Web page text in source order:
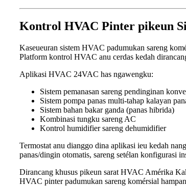
Kontrol HVAC Pinter pikeun
Kaseueuran sistem HVAC padumukan sareng
Platform kontrol HVAC anu cerdas kedah
Aplikasi HVAC 24VAC has ngawengku:
Sistem pemanasan sareng pendinginan
Sistem pompa panas multi-tahap kalayan
Sistem bahan bakar ganda (panas hibrida)
Kombinasi tungku sareng AC
Kontrol humidifier sareng dehumidifier
Termostat anu dianggo dina aplikasi ieu kedah
panas/dingin otomatis, sareng setélan konfigurasi
Dirancang khusus pikeun sarat HVAC Amérika
HVAC pinter padumukan sareng komérsial